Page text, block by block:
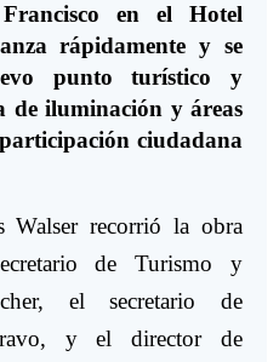
en el Hotel
rápidamente y se
punto turístico y
iluminación y áreas
ciudadana
Walser recorrió la obra
de Turismo y
el secretario de
y el director de